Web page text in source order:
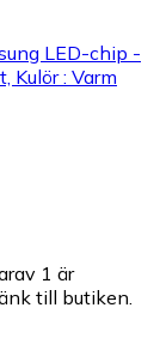
LED-chip -
Kulör : Varm
1 är
till butiken.